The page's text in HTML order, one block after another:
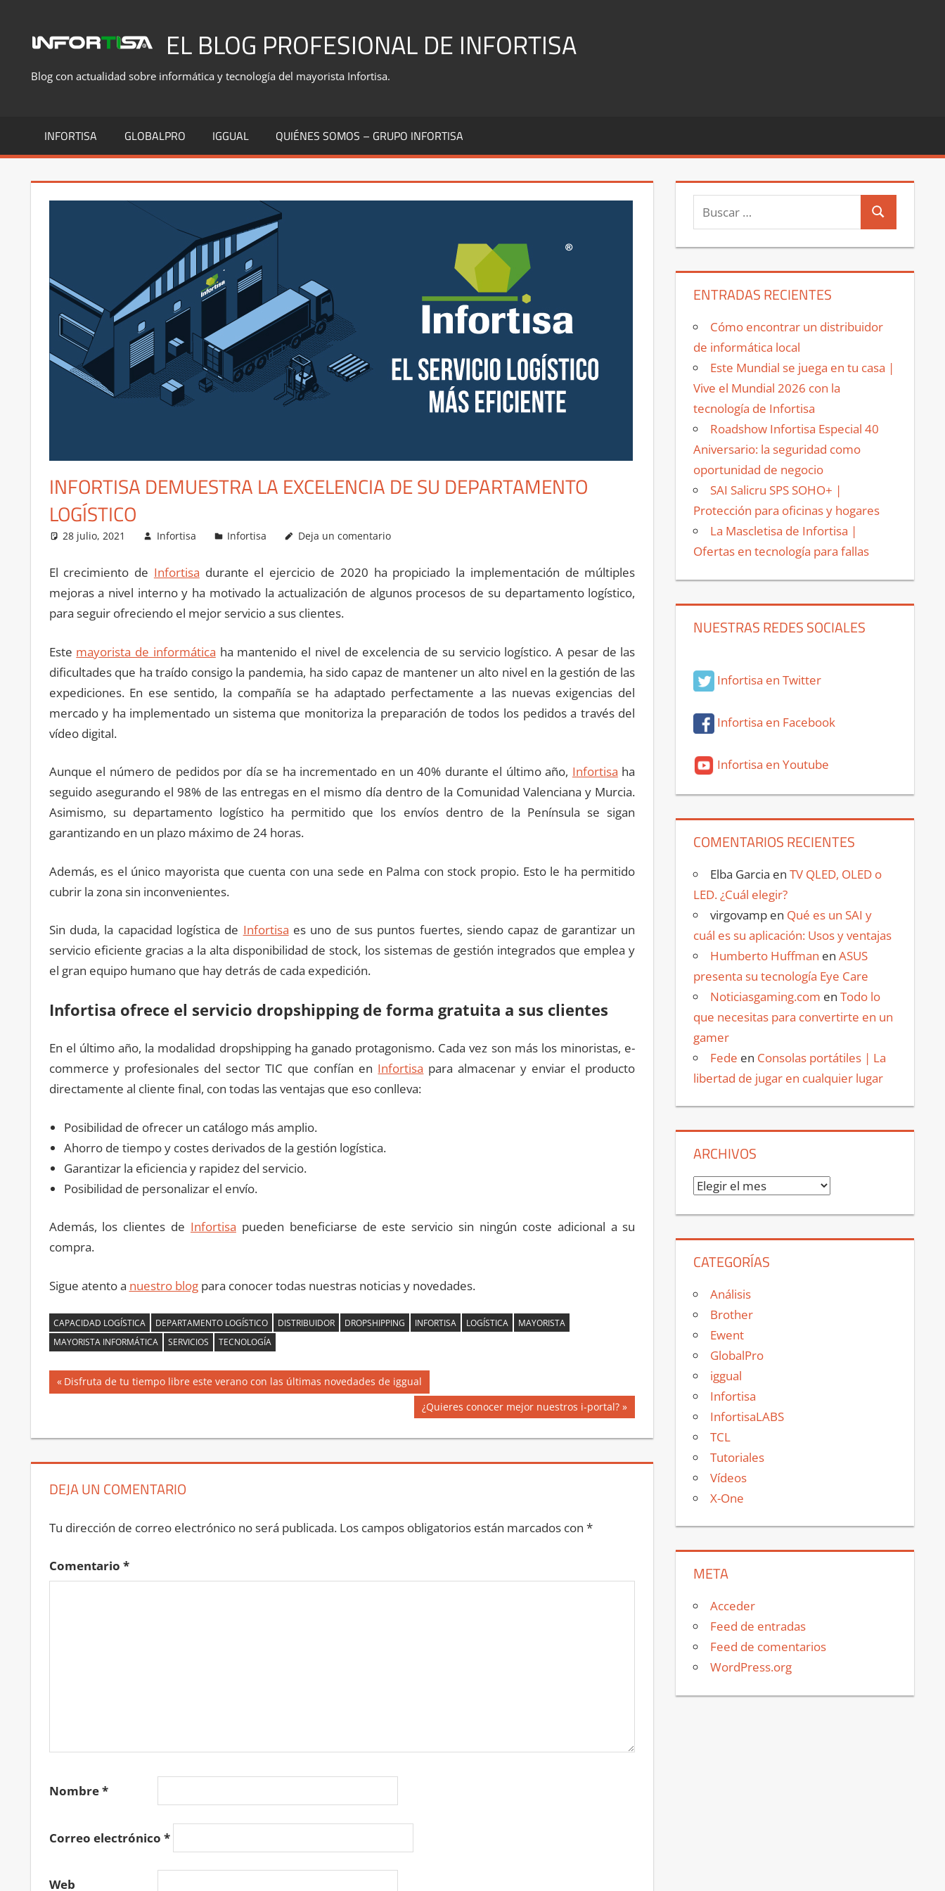
contenido
EL BLOG PROFESIONAL DE INFORTISA
Blog con actualidad sobre informática y tecnología del mayorista Infortisa.
INFORTISA GLOBALPRO IGGUAL QUIÉNES SOMOS – GRUPO INFORTISA
INFORTISA DEMUESTRA LA EXCELENCIA DE SU DEPARTAMENTO
LOGÍSTICO
28 julio, 2021 Infortisa Infortisa Deja un comentario
El crecimiento de Infortisa durante el ejercicio de 2020 ha propiciado la implementación de múltiples
mejoras a nivel interno y ha motivado la actualización de algunos procesos de su departamento logístico,
para seguir ofreciendo el mejor servicio a sus clientes.
Este mayorista de informática ha mantenido el nivel de excelencia de su servicio logístico. A pesar de las
dificultades que ha traído consigo la pandemia, ha sido capaz de mantener un alto nivel en la gestión de las
expediciones. En ese sentido, la compañía se ha adaptado perfectamente a las nuevas exigencias del
mercado y ha implementado un sistema que monitoriza la preparación de todos los pedidos a través del
vídeo digital.
Aunque el número de pedidos por día se ha incrementado en un 40% durante el último año, Infortisa ha
seguido asegurando el 98% de las entregas en el mismo día dentro de la Comunidad Valenciana y Murcia.
Asimismo, su departamento logístico ha permitido que los envíos dentro de la Península se sigan
garantizando en un plazo máximo de 24 horas.
Además, es el único mayorista que cuenta con una sede en Palma con stock propio. Esto le ha permitido
cubrir la zona sin inconvenientes.
Sin duda, la capacidad logística de Infortisa es uno de sus puntos fuertes, siendo capaz de garantizar un
servicio eficiente gracias a la alta disponibilidad de stock, los sistemas de gestión integrados que emplea y
el gran equipo humano que hay detrás de cada expedición.
Infortisa ofrece el servicio dropshipping de forma gratuita a sus clientes
En el último año, la modalidad dropshipping ha ganado protagonismo. Cada vez son más los minoristas, e-
commerce y profesionales del sector TIC que confían en Infortisa para almacenar y enviar el producto
directamente al cliente final, con todas las ventajas que eso conlleva:
Posibilidad de ofrecer un catálogo más amplio.
Ahorro de tiempo y costes derivados de la gestión logística.
Garantizar la eficiencia y rapidez del servicio.
Posibilidad de personalizar el envío.
Además, los clientes de Infortisa pueden beneficiarse de este servicio sin ningún coste adicional a su
compra.
Sigue atento a nuestro blogpara conocer todas nuestras noticias y novedades.
CAPACIDAD LOGÍSTICA DEPARTAMENTO LOGÍSTICO DISTRIBUIDOR DROPSHIPPING INFORTISA LOGÍSTICA
MAYORISTA
MAYORISTA INFORMÁTICA
SERVICIOS TECNOLOGÍA
Navegación
entradas
Entrada
anterior:
Disfruta de tu tiempo libre este verano con las últimas novedades de iggual
Siguiente
entrada:
¿Quieres conocer mejor nuestros i-portal?
DEJA UN COMENTARIO
Tu dirección de correo electrónico no será publicada. Los campos obligatorios están marcados con *
Comentario *
Nombre*
Correo electrónico *
Web
Buscar:
Buscar
ENTRADAS RECIENTES
Cómo encontrar un distribuidor
de informática local
Este Mundial se juega en tu casa |
Vive el Mundial 2026 con la
tecnología de Infortisa
Roadshow Infortisa Especial 40
Aniversario: la seguridad como
oportunidad de negocio
SAI Salicru SPS SOHO+ |
Protección para oficinas y hogares
La Mascletisa de Infortisa |
Ofertas en tecnología para fallas
NUESTRAS REDES SOCIALES
Infortisa en Twitter
Infortisa en Facebook
Infortisa en Youtube
COMENTARIOS RECIENTES
Elba Garcia enTV QLED, OLED o
LED. ¿Cuál elegir?
virgovamp en Qué es un SAI y
cuál es su aplicación: Usos y ventajas
Humberto Huffman enASUS
presenta su tecnología Eye Care
Noticiasgaming.com enTodo lo
que necesitas para convertirte en un
gamer
Fede en Consolas portátiles | La
libertad de jugar en cualquier lugar
ARCHIVOS
Archivos
CATEGORÍAS
Análisis
Brother
Ewent
GlobalPro
iggual
Infortisa
InfortisaLABS
TCL
Tutoriales
Vídeos
X-One
META
Acceder
Feed de entradas
Feed de comentarios
WordPress.org